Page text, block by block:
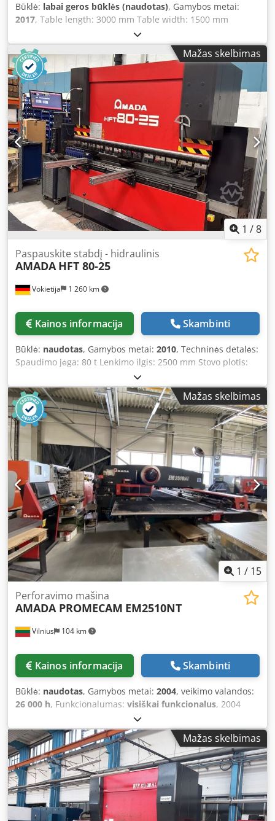
Būklė: labai geros būklės (naudotas), Gamybos metai:
2017, Table length: 3000 mm Table width: 1500 mm
Number of torch heads: 1 Controller: FANUC AF3500i-C
Total power requirement: 3.5 kW Machine weight: approx.
12.5 t Required floor space: approx. 12300 x 6000 x 2200
mm Model: Amada LCG3015 3.5kW Laser resonator:
AF3500i-C Pallet changer: LST 3015 G-Series Chodpfxjvwgu
Ds Ad Nja Controlled axes: X, Y, Z axes (three axes
simultaneously controlled) Axis travel: 3070 x 1550 x 100
mm (Z-axis) Max. material thickness: - 20 mm mild steel -
10 mm stainless steel - 8 mm aluminium (A5052) Max.
processing dimensions: 3070 mm x 1550 mm Max.
simultaneous feed rate: X/Y, 170 m/min Positioning
accuracy: +/- 0.01 mm Max. material weight: 920 kg Rated
power: 3500 W Working table height: 840 mm Machine
width: 2840 mm Machine height: 2166 mm Machine
weight: 8,200 kg
Mažas skelbimas
1 /8
Vokietija 1 260 km
Paspauskite stabdį - hidraulinis
AMADA HFT 80-25
Kainos informacija Skambinti
Būklė: naudotas, Gamybos metai: 2010, Techninės detalės:
Spaudimo jėga: 80 t Lenkimo ilgis: 2500 mm Stovo plotis:
2125 mm Stūklio eiga – maks.: 200 mm Skardos storis: 6
mm Bendrasis energijos poreikis: 9 kW Darbinis slėgis: 275
bar Išsikišimas: 420 mm Greitasis judėjimas: 100 mm/s
Darbinis greitis: 10 mm/s Chedozpaqfepfx Ad Nsa
Apytikslis mašinos svoris: 5,8 t Apytikslis užimamas plotas:
3,8 x 2,4 x 2,95 m CNC valdomas lenkimo presas, valdomos
ašys Y1, Y2, X1, R, priedų spinta su įranga, mažai naudotas.
Mažas skelbimas
1 / 15
Vilnius 104 km
Perforavimo mašina
AMADA PROMECAM EM2510NT
Kainos informacija Skambinti
Būklė: naudotas, Gamybos metai: 2004, veikimo valandos:
26 000 h, Funkcionalumas: visiškai funkcionalus, 2004
metų AMADA EM2510NT. Perforavimo mašina yra geros
būklės, visuomet laiku aptarnauta Amada serviso atstovų.
Pridedama visa dokumentacija, serviso raportai. Neseniai
keistas bugno enkoderis. Įrenginys parduodamas su
programinė įranga ir įrankiais. Perforavimo mašina
prijungta, galima išbandyti, inspektuoti. Specifikacija:
Metai: 2004.07 Pagaminta: Prancūzija Veikimo laikas
valandomis: 26 426 Maitinimo valandos: 65 006
Mažas skelbimas